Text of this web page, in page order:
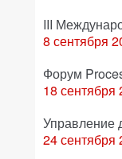
III
8 сентября
Форум
18 сентября
Управление
24 сентября